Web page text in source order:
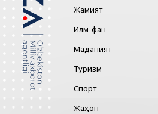
Жамият
Илм-фан
Маданият
Туризм
Спорт
Жаҳон